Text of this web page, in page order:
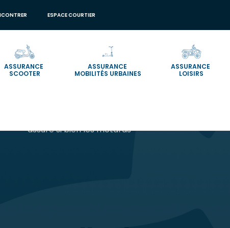
ESPACE COURTIER
ASSURANCE
SCOOTER
ASSURANCE
MOBILITÉS URBAINES
ASSURANCE
LOISIRS
assure si bien les motards"